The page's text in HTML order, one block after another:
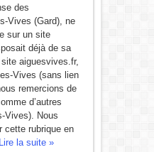
des
Vives (Gard), ne
sur un site
déjà de sa
aiguesvives.fr,
Vives (sans lien
remercions de
d’autres
Vives). Nous
cette rubrique en
Lire la suite »